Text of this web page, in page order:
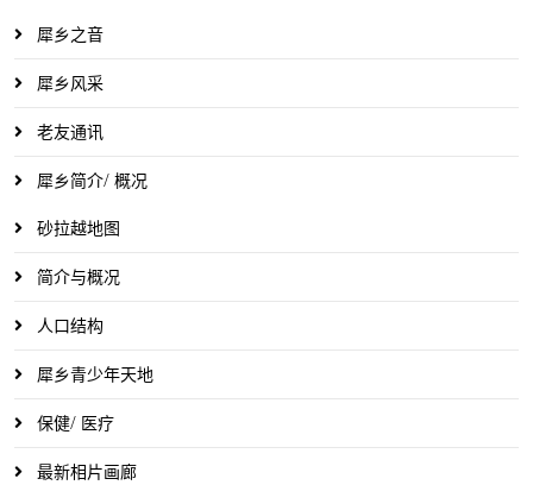
犀乡之音
犀乡风采
老友通讯
犀乡简介/ 概况
砂拉越地图
简介与概况
人口结构
犀乡青少年天地
保健/ 医疗
最新相片画廊